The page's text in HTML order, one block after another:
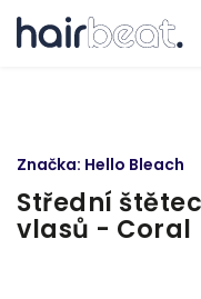
Střední
vlasů - Coral
Značka: Hello Bleach